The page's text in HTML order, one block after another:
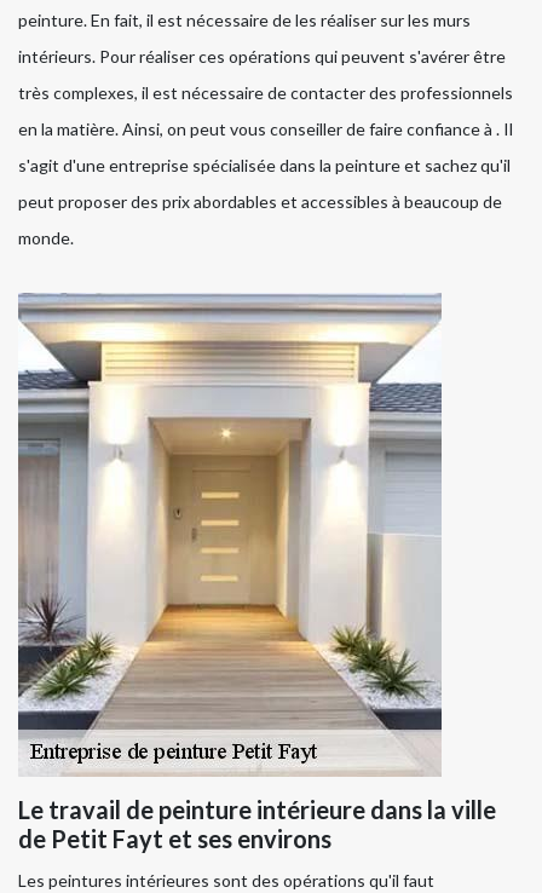
peinture. En fait, il est nécessaire de les réaliser sur les murs
intérieurs. Pour réaliser ces opérations qui peuvent s'avérer être
très complexes, il est nécessaire de contacter des professionnels
en la matière. Ainsi, on peut vous conseiller de faire confiance à . Il
s'agit d'une entreprise spécialisée dans la peinture et sachez qu'il
peut proposer des prix abordables et accessibles à beaucoup de
monde.
Le travail de peinture intérieure dans la ville
de Petit Fayt et ses environs
Les peintures intérieures sont des opérations qu'il faut